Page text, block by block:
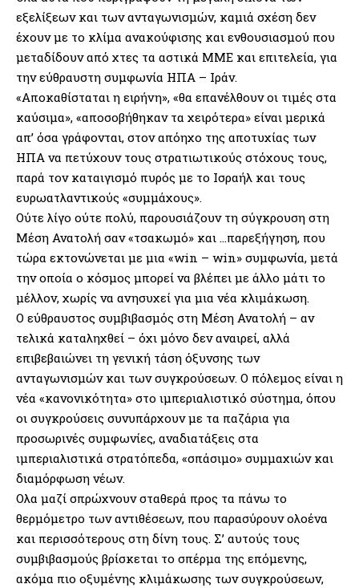
εξελίξεων και των ανταγωνισμών, καμιά σχέση δεν
έχουν με το κλίμα ανακούφισης και ενθουσιασμού που
μεταδίδουν από χτες τα αστικά ΜΜΕ και επιτελεία, για
την εύθραυστη συμφωνία ΗΠΑ – Ιράν.
«Αποκαθίσταται η ειρήνη», «θα επανέλθουν οι τιμές στα
καύσιμα», «αποσοβήθηκαν τα χειρότερα» είναι μερικά
απ’ όσα γράφονται, στον απόηχο της αποτυχίας των
ΗΠΑ να πετύχουν τους στρατιωτικούς στόχους τους,
παρά τον καταιγισμό πυρός με το Ισραήλ και τους
ευρωατλαντικούς «συμμάχους».
Ούτε λίγο ούτε πολύ, παρουσιάζουν τη σύγκρουση στη
Μέση Ανατολή σαν «τσακωμό» και …παρεξήγηση, που
τώρα εκτονώνεται με μια «win – win» συμφωνία, μετά
την οποία ο κόσμος μπορεί να βλέπει με άλλο μάτι το
μέλλον, χωρίς να ανησυχεί για μια νέα κλιμάκωση.
Ο εύθραυστος συμβιβασμός στη Μέση Ανατολή – αν
τελικά καταληχθεί – όχι μόνο δεν αναιρεί, αλλά
επιβεβαιώνει τη γενική τάση όξυνσης των
ανταγωνισμών και των συγκρούσεων. Ο πόλεμος είναι η
νέα «κανονικότητα» στο ιμπεριαλιστικό σύστημα, όπου
οι συγκρούσεις συνυπάρχουν με τα παζάρια για
προσωρινές συμφωνίες, αναδιατάξεις στα
ιμπεριαλιστικά στρατόπεδα, «σπάσιμο» συμμαχιών και
διαμόρφωση νέων.
Ολα μαζί σπρώχνουν σταθερά προς τα πάνω το
θερμόμετρο των αντιθέσεων, που παρασύρουν ολοένα
και περισσότερους στη δίνη τους. Σ’ αυτούς τους
συμβιβασμούς βρίσκεται το σπέρμα της επόμενης,
ακόμα πιο οξυμένης κλιμάκωσης των συγκρούσεων,